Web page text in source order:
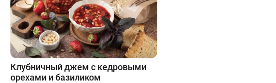
Клубничный джем с кедровыми
орехами и базиликом